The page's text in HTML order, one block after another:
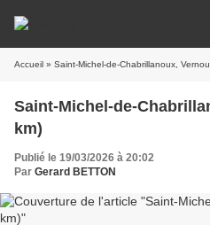
Accueil » Saint-Michel-de-Chabrillanoux,
Saint-Michel-de-
km)
Publié le 19/03/2026 à 20:02
Par Gerard BETTON